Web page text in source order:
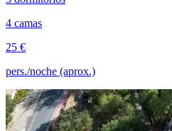
4 camas
25 €
pers./noche (aprox.)